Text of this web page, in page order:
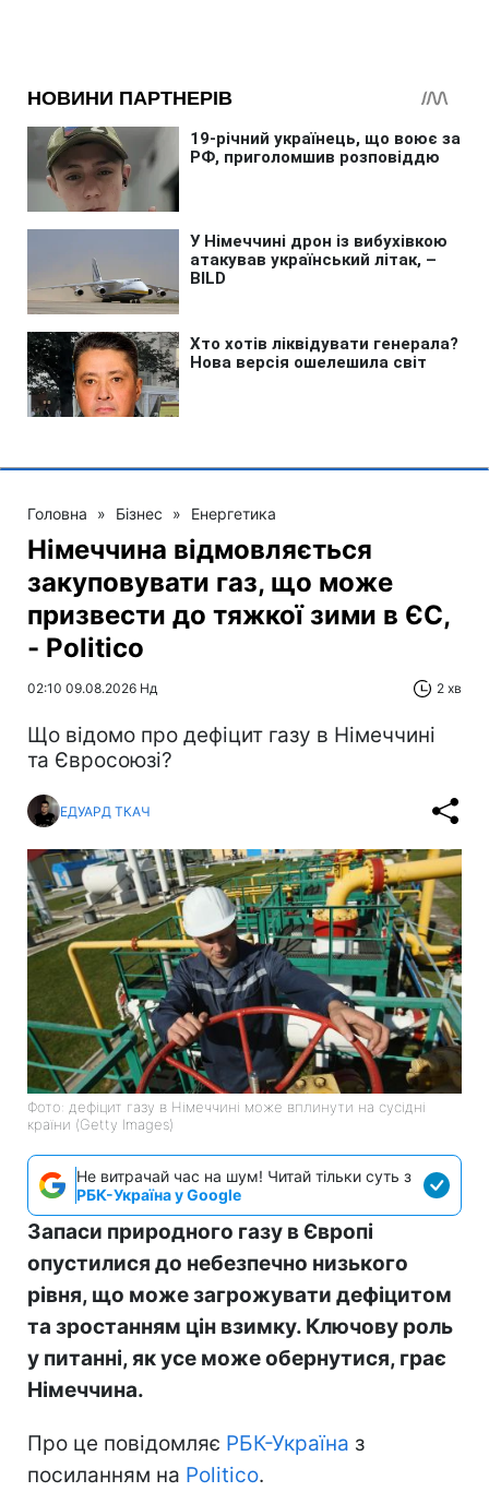
Головна » Бізнес » Енергетика
Німеччина відмовляється
закуповувати газ, що може
призвести до тяжкої зими в ЄС,
- Politico
02:10 09.08.2026 Нд 2 хв
Що відомо про дефіцит газу в Німеччині
та Євросоюзі?
ЕДУАРД ТКАЧ
Фото: дефіцит газу в Німеччині може вплинути на сусідні
країни (Getty Images)
Не витрачай час на шум! Читай тільки суть з
РБК-Україна у Google
Запаси природного газу в Європі
опустилися до небезпечно низького
рівня, що може загрожувати дефіцитом
та зростанням цін взимку. Ключову роль
у питанні, як усе може обернутися, грає
Німеччина.
Про це повідомляє РБК-Україна з
посиланням на Politico.